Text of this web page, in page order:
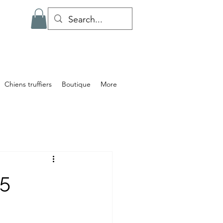
Chiens truffiers Boutique More